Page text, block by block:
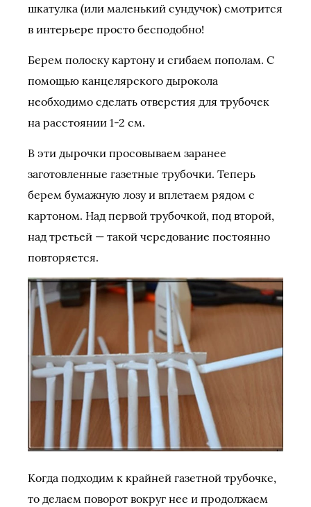
шкатулка (или маленький сундучок) смотрится
в интерьере просто бесподобно!
Берем полоску картону и сгибаем пополам. С
помощью канцелярского дырокола
необходимо сделать отверстия для трубочек
на расстоянии 1-2 см.
В эти дырочки просовываем заранее
заготовленные газетные трубочки. Теперь
берем бумажную лозу и вплетаем рядом с
картоном. Над первой трубочкой, под второй,
над третьей — такой чередование постоянно
повторяется.
Когда подходим к крайней газетной трубочке,
то делаем поворот вокруг нее и продолжаем